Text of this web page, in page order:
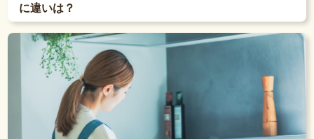
に違いは？